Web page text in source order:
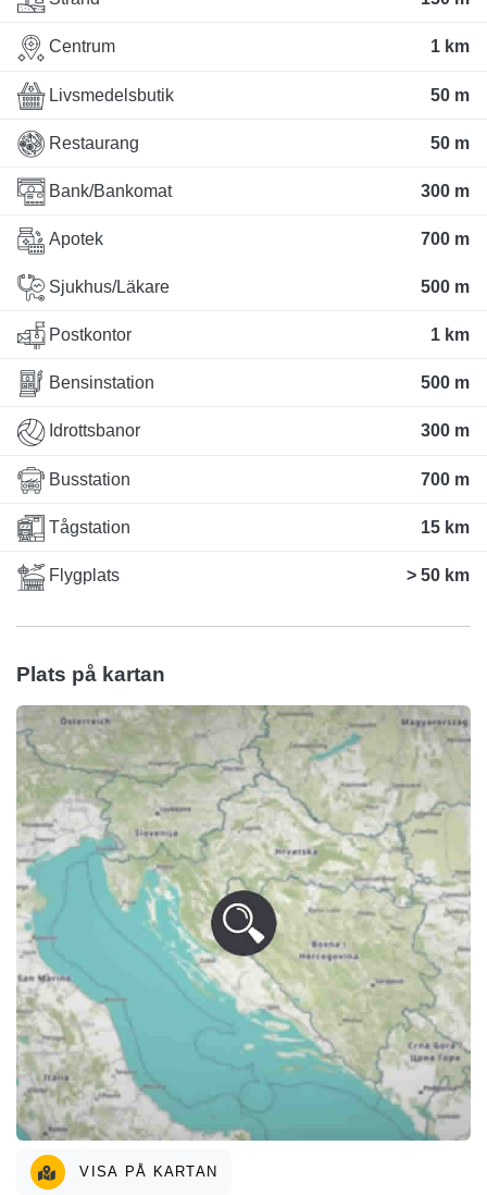
Centrum 1 km
Livsmedelsbutik 50 m
Restaurang 50 m
Bank/Bankomat 300 m
Apotek 700 m
Sjukhus/Läkare 500 m
Postkontor 1 km
Bensinstation 500 m
Idrottsbanor 300 m
Busstation 700 m
Tågstation 15 km
Flygplats > 50 km
Plats på kartan
VISA PÅ KARTAN